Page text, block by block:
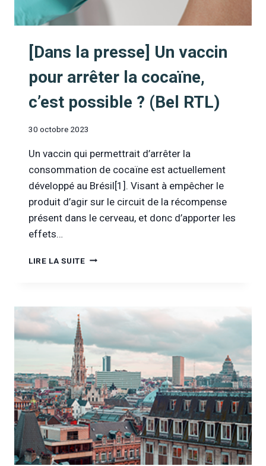
RISQUE
[Dans la presse] Un vaccin
pour arrêter la cocaïne,
c’est possible ? (Bel RTL)
30 octobre 2023
Un vaccin qui permettrait d’arrêter la
consommation de cocaïne est actuellement
développé au Brésil[1]. Visant à empêcher le
produit d’agir sur le circuit de la récompense
présent dans le cerveau, et donc d’apporter les
effets…
LIRE LA SUITE[DANS
VACCIN
LA
COCAÏNE,
C’EST
POSSIBLE
?
(BEL
RTL)